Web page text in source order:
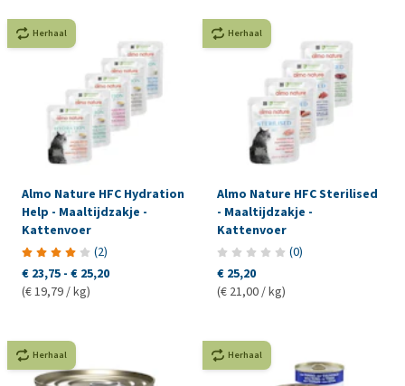
Herhaal
Almo Nature HFC Hydration
Help - Maaltijdzakje -
Kattenvoer
(2)
€ 23,75 - € 25,20
(€ 19,79 / kg)
Herhaal
Almo Nature HFC Sterilised
- Maaltijdzakje -
Kattenvoer
(0)
€ 25,20
(€ 21,00 / kg)
Herhaal Herhaal